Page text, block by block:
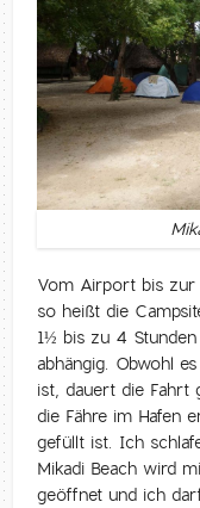
Vom Airport bis zur
so heißt die
1½ bis zu 4
abhängig. Obwohl
ist, dauert die Fahrt
die Fähre im Hafen
gefüllt ist. Ich
Mikadi Beach wird
geöffnet und ich